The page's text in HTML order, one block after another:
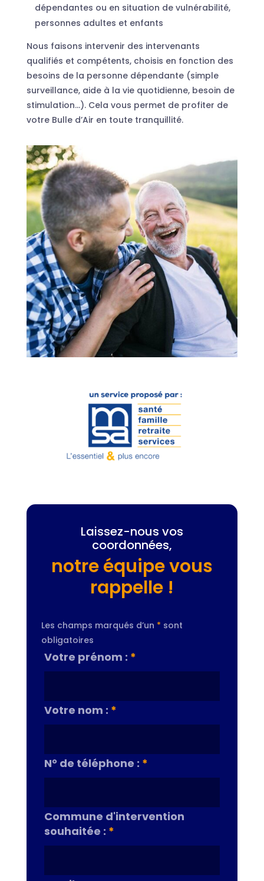
dépendantes ou en situation de vulnérabilité,
personnes adultes et enfants
Nous faisons intervenir des intervenants
qualifiés et compétents, choisis en fonction des
besoins de la personne dépendante (simple
surveillance, aide à la vie quotidienne, besoin de
stimulation…). Cela vous permet de profiter de
votre Bulle d’Air en toute tranquillité.
Laissez-nous vos
coordonnées,
notre équipe vous
rappelle !
Les champs marqués d’un * sont
obligatoires
Votre prénom : *
Votre nom : *
N° de téléphone : *
Commune d'intervention
souhaitée : *